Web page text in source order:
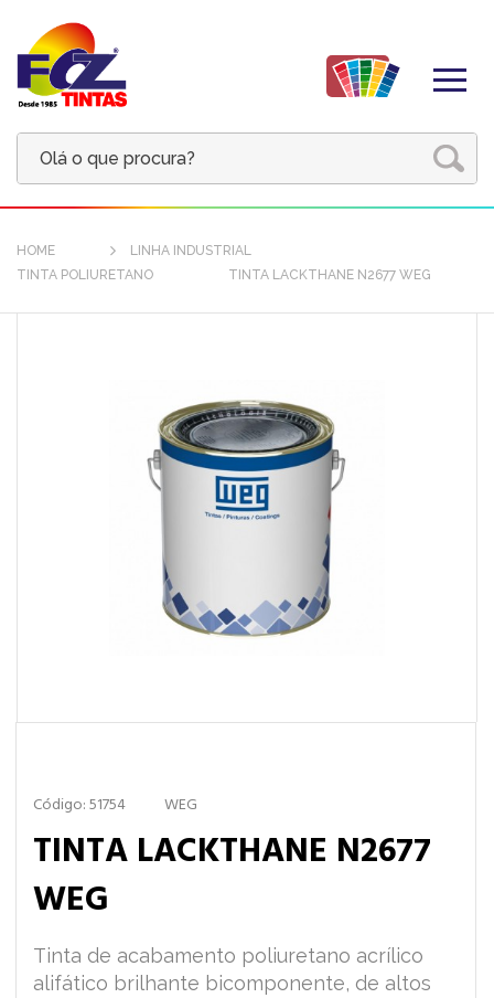
HOME
LINHA INDUSTRIAL
TINTA POLIURETANO
TINTA LACKTHANE N2677 WEG
Código: 51754 WEG
TINTA LACKTHANE N2677
WEG
Tinta de acabamento poliuretano acrílico
alifático brilhante bicomponente, de altos